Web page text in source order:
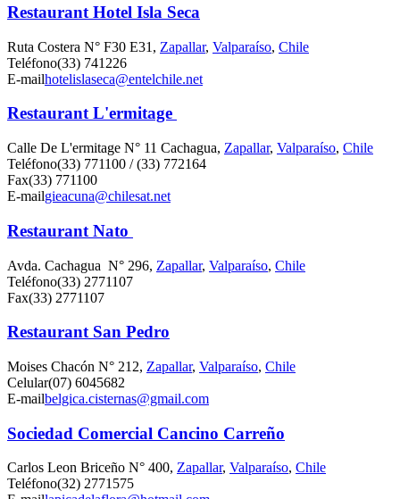
Restaurant Hotel Isla Seca
Ruta Costera N° F30 E31, Zapallar, Valparaíso, Chile
Teléfono(33) 741226
E-mailhotelislaseca@entelchile.net
Restaurant L'ermitage
Calle De L'ermitage N° 11 Cachagua, Zapallar, Valparaíso, Chile
Teléfono(33) 771100 / (33) 772164
Fax(33) 771100
E-mailgieacuna@chilesat.net
Restaurant Nato
Avda. Cachagua N° 296, Zapallar, Valparaíso, Chile
Teléfono(33) 2771107
Fax(33) 2771107
Restaurant San Pedro
Moises Chacón N° 212, Zapallar, Valparaíso, Chile
Celular(07) 6045682
E-mailbelgica.cisternas@gmail.com
Sociedad Comercial Cancino Carreño
Carlos Leon Briceño N° 400, Zapallar, Valparaíso, Chile
Teléfono(32) 2771575